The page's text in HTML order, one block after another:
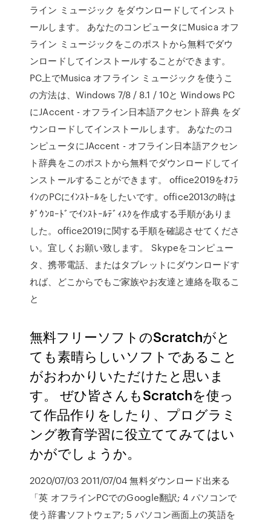
ライン ミュージック をダウンロードしてインスト
ールします。 あなたのコンピュータにMusica オフ
ライン ミュージックをこのポストから無料でダウ
ンロードしてインストールすることができます。
PC上でMusica オフライン ミュージックを使うこ
の方法は、Windows 7/8 / 8.1 / 10と Windows PC
にJAccent - オフライン日本語アクセント辞典 をダ
ウンロードしてインストールします。 あなたのコ
ンピュータにJAccent - オフライン日本語アクセン
ト辞典をこのポストから無料でダウンロードしてイ
ンストールすることができます。 office2019をｵﾌﾗ
ｲﾝのPCにｲﾝｽﾄｰﾙをしたいです。office2013の時は
ﾀﾞｳﾝﾛｰﾄﾞでｲﾝｽﾄｰﾙﾃﾞｨｽｸを作成する手順がありま
した。office2019に関する手順を確認させてくださ
い。宜しくお願い致します。 Skypeをコンピュー
タ、携帯電話、またはタブレットにダウンロードす
れば、どこからでもご家族やお友達と連絡を取るこ
と
無料フリーソフトのScratchがと
ても素晴らしいソフトであること
がおわかりいただけたと思いま
す。 ぜひ皆さんもScratchを使っ
て作品作りをしたり、プログラミ
ング教育学習に役立ててみてはい
かがでしょうか。
2020/07/03 2011/07/04 無料ダウンロード出来る
「英 オフラインPCでのGoogle翻訳; 4 パソコンで
使う辞書ソフトウェア; 5 パソコン画面上の英語を